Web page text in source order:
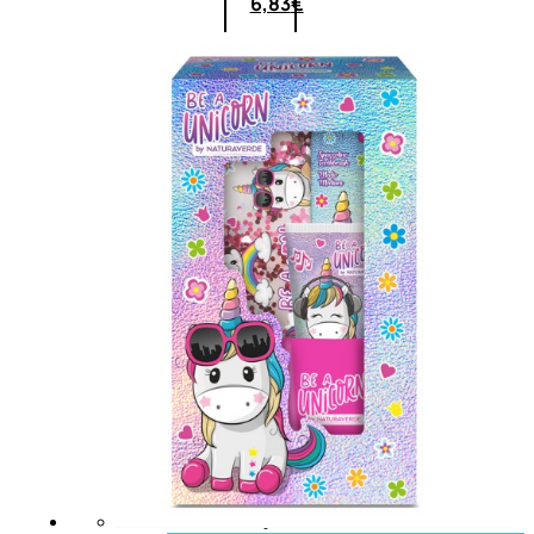
ESAURITO
ACCESSORI
Pennelli Viso
Pennelli Occhi
Pennelli Labbra
Accessori Make Up
Accessori Occhi
Ciglia Finte
Pinzette